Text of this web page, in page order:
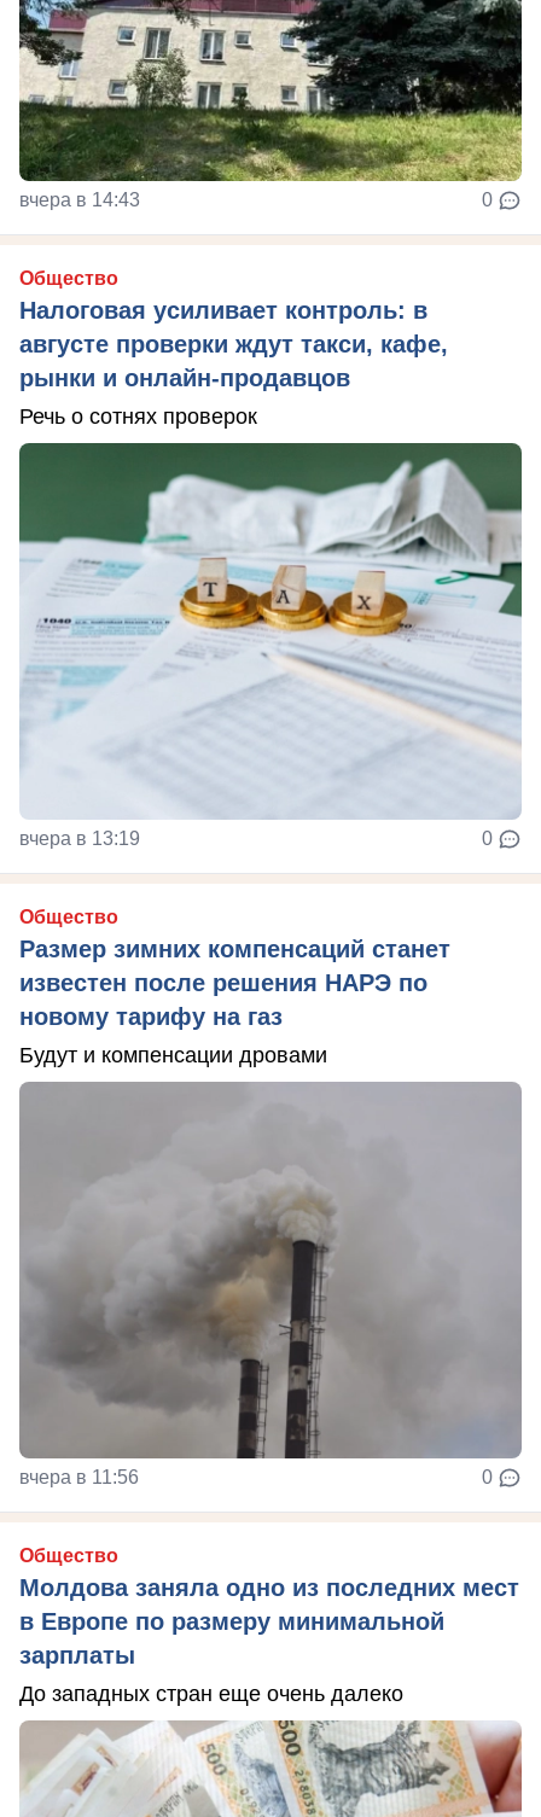
вчера в 14:43 0
Общество
Налоговая усиливает контроль: в
августе проверки ждут такси, кафе,
рынки и онлайн-продавцов
Речь о сотнях проверок
вчера в 13:19 0
Общество
Размер зимних компенсаций станет
известен после решения НАРЭ по
новому тарифу на газ
Будут и компенсации дровами
вчера в 11:56 0
Общество
Молдова заняла одно из последних мест
в Европе по размеру минимальной
зарплаты
До западных стран еще очень далеко